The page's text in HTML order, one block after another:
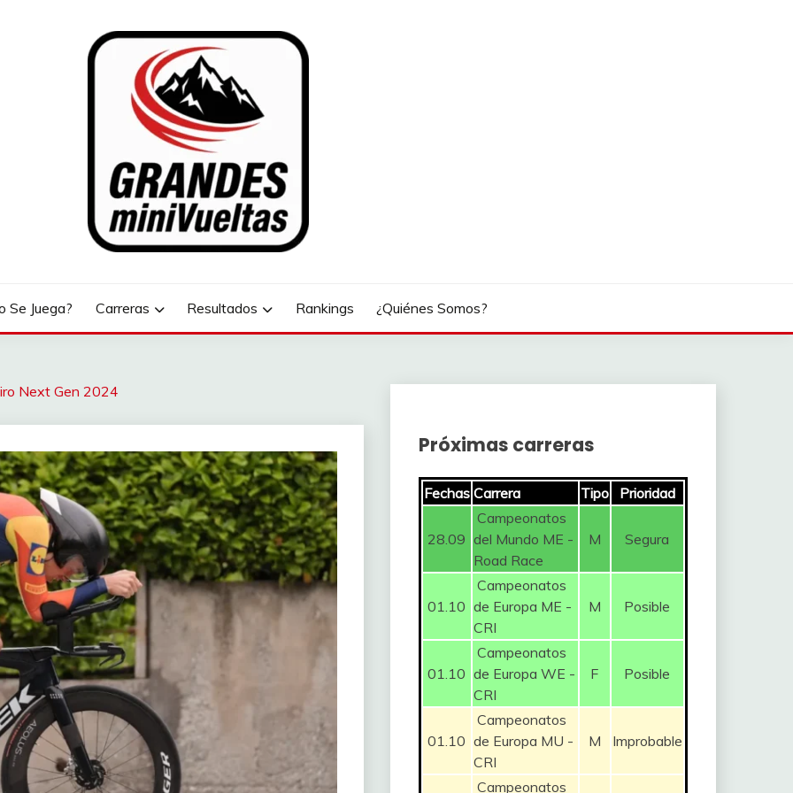
Se Juega? Carreras Resultados Rankings ¿Quiénes Somos?
Next Gen 2024
Próximas carreras
Fechas Carrera Tipo Prioridad
28.09
Campeonatos
del Mundo ME -
Road Race
M Segura
01.10
Campeonatos
de Europa ME -
CRI
M Posible
01.10
Campeonatos
de Europa WE -
CRI
F Posible
01.10
Campeonatos
de Europa MU -
CRI
M Improbable
Campeonatos